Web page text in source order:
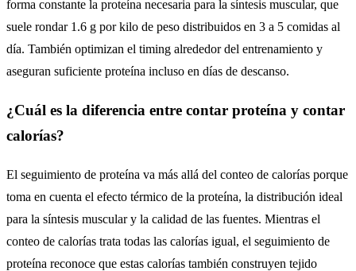
forma constante la proteína necesaria para la síntesis muscular, que
suele rondar 1.6 g por kilo de peso distribuidos en 3 a 5 comidas al
día. También optimizan el timing alrededor del entrenamiento y
aseguran suficiente proteína incluso en días de descanso.
¿Cuál es la diferencia entre contar proteína y contar
calorías?
El seguimiento de proteína va más allá del conteo de calorías porque
toma en cuenta el efecto térmico de la proteína, la distribución ideal
para la síntesis muscular y la calidad de las fuentes. Mientras el
conteo de calorías trata todas las calorías igual, el seguimiento de
proteína reconoce que estas calorías también construyen tejido